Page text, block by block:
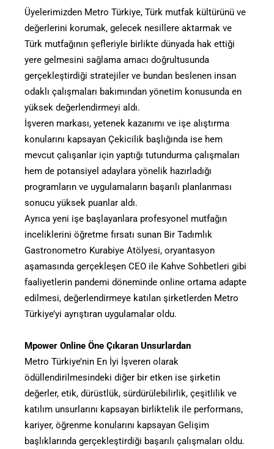
Üyelerimizden Metro Türkiye, Türk mutfak kültürünü ve
değerlerini korumak, gelecek nesillere aktarmak ve
Türk mutfağının şefleriyle birlikte dünyada hak ettiği
yere gelmesini sağlama amacı doğrultusunda
gerçekleştirdiği stratejiler ve bundan beslenen insan
odaklı çalışmaları bakımından yönetim konusunda en
yüksek değerlendirmeyi aldı.
İşveren markası, yetenek kazanımı ve işe alıştırma
konularını kapsayan Çekicilik başlığında ise hem
mevcut çalışanlar için yaptığı tutundurma çalışmaları
hem de potansiyel adaylara yönelik hazırladığı
programların ve uygulamaların başarılı planlanması
sonucu yüksek puanlar aldı.
Ayrıca yeni işe başlayanlara profesyonel mutfağın
inceliklerini öğretme fırsatı sunan Bir Tadımlık
Gastronometro Kurabiye Atölyesi, oryantasyon
aşamasında gerçekleşen CEO ile Kahve Sohbetleri gibi
faaliyetlerin pandemi döneminde online ortama adapte
edilmesi, değerlendirmeye katılan şirketlerden Metro
Türkiye’yi ayrıştıran uygulamalar oldu.
Mpower Online Öne Çıkaran Unsurlardan
Metro Türkiye’nin En İyi İşveren olarak
ödüllendirilmesindeki diğer bir etken ise şirketin
değerler, etik, dürüstlük, sürdürülebilirlik, çeşitlilik ve
katılım unsurlarını kapsayan birliktelik ile performans,
kariyer, öğrenme konularını kapsayan Gelişim
başlıklarında gerçekleştirdiği başarılı çalışmaları oldu.